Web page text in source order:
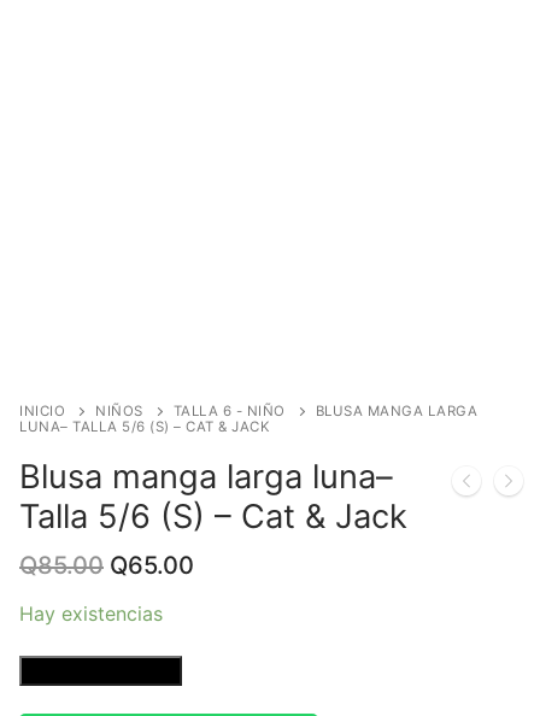
INICIO NIÑOS TALLA 6 - NIÑO
BLUSA MANGA LARGA
LUNA– TALLA 5/6 (S) – CAT & JACK
Blusa manga larga luna–
Talla 5/6 (S) – Cat & Jack
Q85.00 Original
was:
Q65.00
Hay existencias